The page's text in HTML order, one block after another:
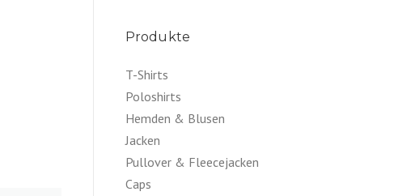
Produkte
T-Shirts
Poloshirts
Hemden & Blusen
Jacken
Pullover & Fleecejacken
Caps